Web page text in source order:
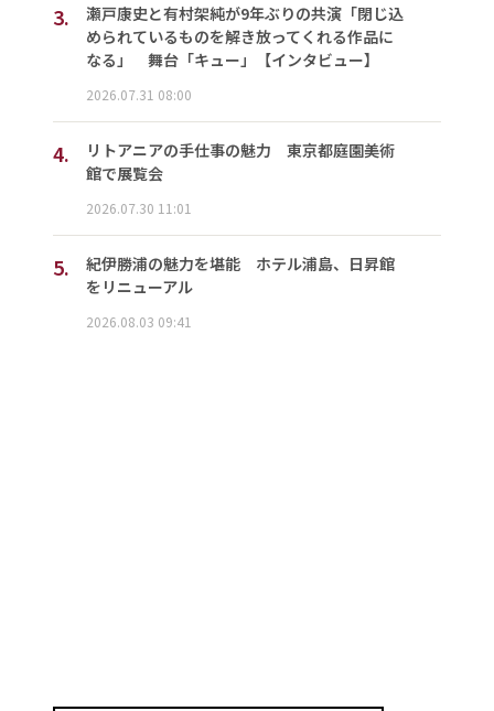
3.
瀬戸康史と有村架純が9年ぶりの共演「閉じ込
められているものを解き放ってくれる作品に
なる」 舞台「キュー」【インタビュー】
2026.07.31 08:00
4.
リトアニアの手仕事の魅力 東京都庭園美術
館で展覧会
2026.07.30 11:01
5.
紀伊勝浦の魅力を堪能 ホテル浦島、日昇館
をリニューアル
2026.08.03 09:41